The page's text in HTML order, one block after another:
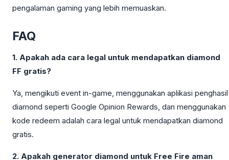
pengalaman gaming yang lebih memuaskan.
FAQ
1. Apakah ada cara legal untuk mendapatkan diamond
FF gratis?
Ya, mengikuti event in-game, menggunakan aplikasi penghasil
diamond seperti Google Opinion Rewards, dan menggunakan
kode redeem adalah cara legal untuk mendapatkan diamond
gratis.
2. Apakah generator diamond untuk Free Fire aman